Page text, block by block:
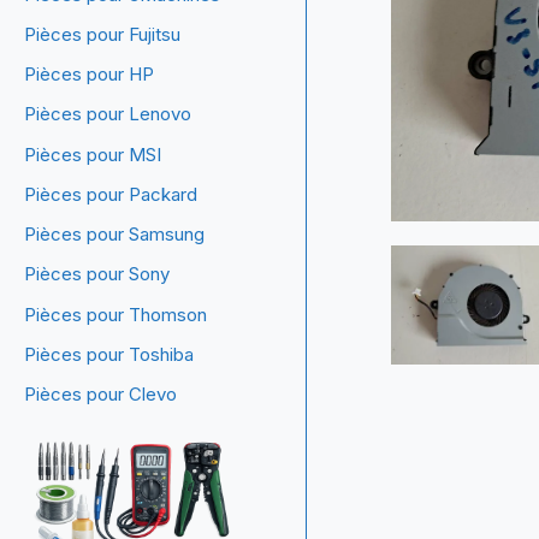
Pièces pour Fujitsu
Pièces pour HP
Pièces pour Lenovo
Pièces pour MSI
Pièces pour Packard
Pièces pour Samsung
Pièces pour Sony
Pièces pour Thomson
Pièces pour Toshiba
Pièces pour Clevo